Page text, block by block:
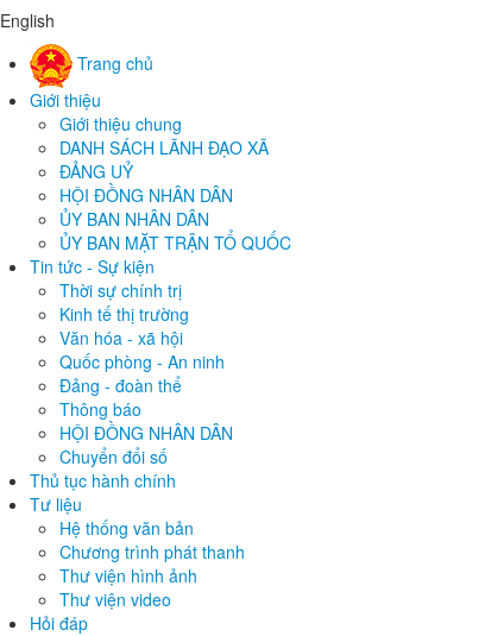
English
Trang chủ
Giới thiệu
Giới thiệu chung
DANH SÁCH LÃNH ĐẠO XÃ
ĐẢNG UỶ
HỘI ĐỒNG NHÂN DÂN
ỦY BAN NHÂN DÂN
ỦY BAN MẶT TRẬN TỔ QUỐC
Tin tức - Sự kiện
Thời sự chính trị
Kinh tế thị trường
Văn hóa - xã hội
Quốc phòng - An ninh
Đảng - đoàn thể
Thông báo
HỘI ĐỒNG NHÂN DÂN
Chuyển đổi số
Thủ tục hành chính
Tư liệu
Hệ thống văn bản
Chương trình phát thanh
Thư viện hình ảnh
Thư viện video
Hỏi đáp